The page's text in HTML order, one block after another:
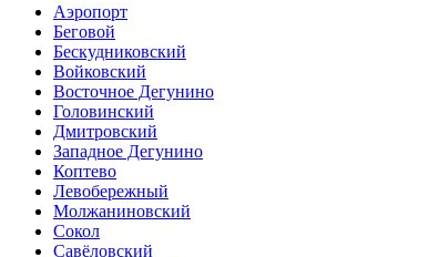
Аэропорт
Беговой
Бескудниковский
Войковский
Восточное Дегунино
Головинский
Дмитровский
Западное Дегунино
Коптево
Левобережный
Молжаниновский
Сокол
Савёловский